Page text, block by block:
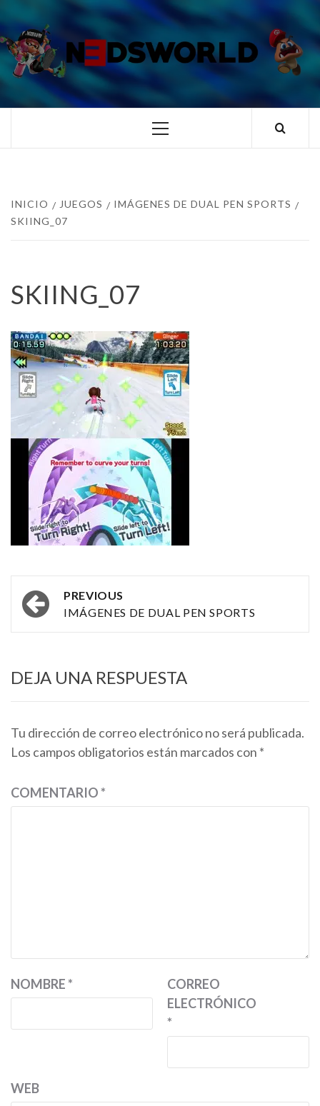
al
contenido
TUS ESPECIALISTAS EN NINTENDO
Menú
INICIO JUEGOS
IMÁGENES DE DUAL PEN SPORTS
SKIING_07
SKIING_07
Post
navigation
PREVIOUS
IMÁGENES DE DUAL PEN SPORTS
DEJA UNA RESPUESTA
Tu dirección de correo electrónico no será publicada.
Los campos obligatorios están marcados con *
COMENTARIO*
NOMBRE*
CORREO
ELECTRÓNICO
*
WEB